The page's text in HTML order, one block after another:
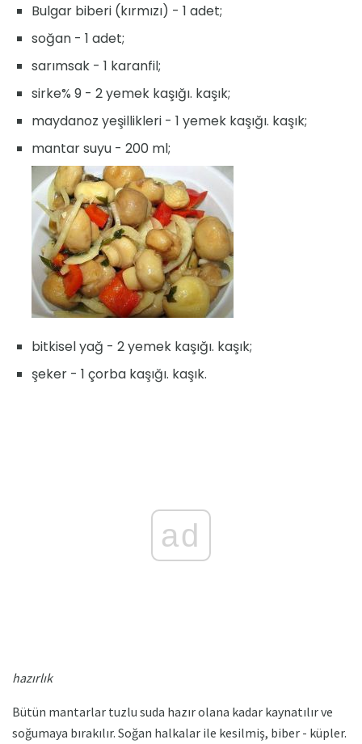
Bulgar biberi (kırmızı) - 1 adet;
soğan - 1 adet;
sarımsak - 1 karanfil;
sirke% 9 - 2 yemek kaşığı. kaşık;
maydanoz yeşillikleri - 1 yemek kaşığı. kaşık;
mantar suyu - 200 ml;
bitkisel yağ - 2 yemek kaşığı. kaşık;
şeker - 1 çorba kaşığı. kaşık.
ad
hazırlık
Bütün mantarlar tuzlu suda hazır olana kadar kaynatılır ve
soğumaya bırakılır. Soğan halkalar ile kesilmiş, biber - küpler.